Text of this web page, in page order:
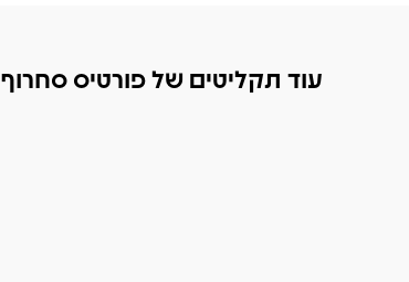
עוד תקליטים של פורטיס סחרוף